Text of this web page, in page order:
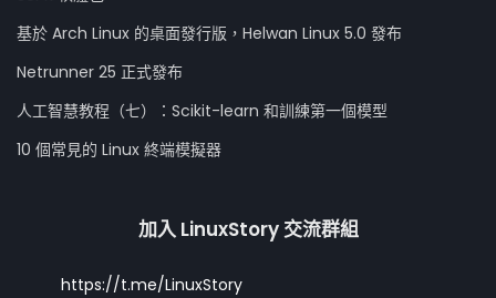
基於 Arch Linux 的桌面發行版，Helwan Linux 5.0 發布
Netrunner 25 正式發布
人工智慧教程（七）：Scikit-learn 和訓練第一個模型
10 個常見的 Linux 終端模擬器
加入 LinuxStory 交流群組
https://t.me/LinuxStory